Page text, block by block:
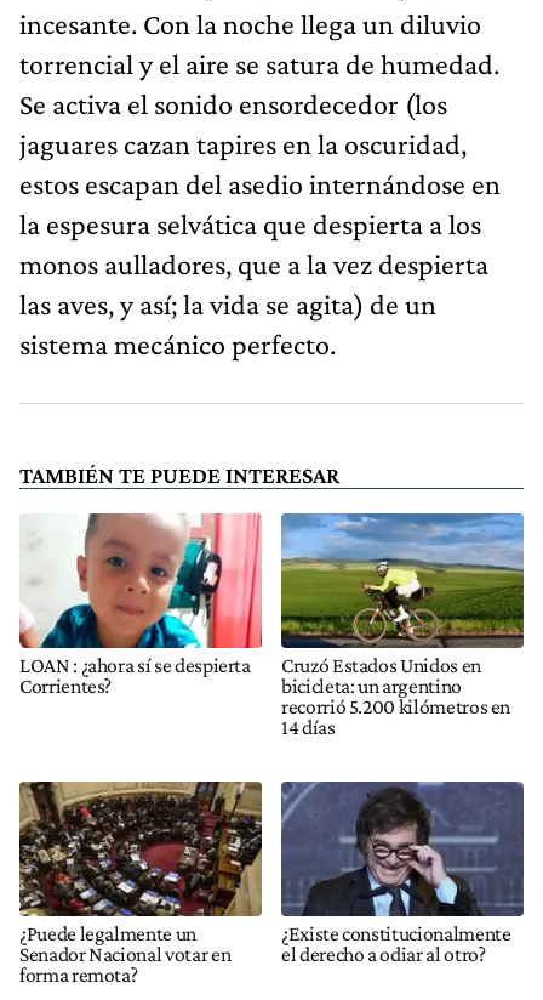
incesante. Con la noche llega un diluvio
torrencial y el aire se satura de humedad.
Se activa el sonido ensordecedor (los
jaguares cazan tapires en la oscuridad,
estos escapan del asedio internándose en
la espesura selvática que despierta a los
monos aulladores, que a la vez despierta
las aves, y así; la vida se agita) de un
sistema mecánico perfecto.
TAMBIÉN TE PUEDE INTERESAR
LOAN : ¿ahora sí se despierta
Corrientes?
Cruzó Estados Unidos en
bicicleta: un argentino
recorrió 5.200 kilómetros en
14 días
¿Puede legalmente un
Senador Nacional votar en
forma remota?
¿Existe constitucionalmente
el derecho a odiar al otro?